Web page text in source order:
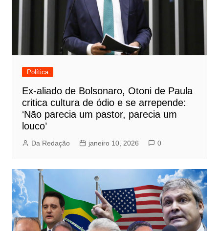
Política
Ex-aliado de Bolsonaro, Otoni de Paula
critica cultura de ódio e se arrepende:
‘Não parecia um pastor, parecia um
louco’
Da Redação janeiro 10, 2026 0